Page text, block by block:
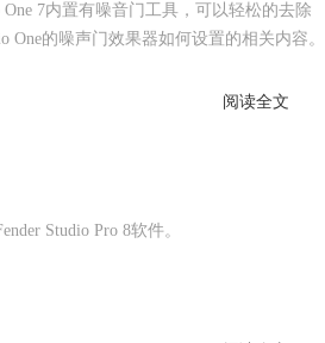
7内置有噪音门工具，可以轻松的去除
的噪声门效果器如何设置的相关内容。
阅读全文
Studio Pro 8软件。